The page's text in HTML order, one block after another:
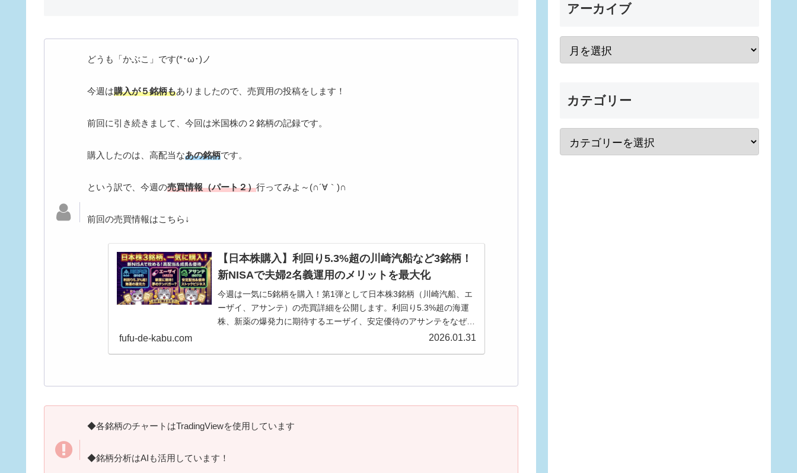
どうも「かぶこ」です(*･ω･)ノ
今週は購入が５銘柄もありましたので、売買用の投稿をします！
前回に引き続きまして、今回は米国株の２銘柄の記録です。
購入したのは、高配当なあの銘柄です。
という訳で、今週の売買情報（パート２）行ってみよ～(∩´∀｀)∩
前回の売買情報はこちら↓
【日本株購入】利回り5.3%超の川崎汽船など3銘柄！
新NISAで夫婦2名義運用のメリットを最大化
今週は一気に5銘柄を購入！第1弾として日本株3銘柄（川崎汽船、エ
ーザイ、アサンテ）の売買詳細を公開します。利回り5.3%超の海運
株、新薬の爆発力に期待するエーザイ、安定優待のアサンテをなぜ今
買ったのか？夫婦2名義運用での「100株の壁」突破術や、目標株
fufu-de-kabu.com 2026.01.31
◆各銘柄のチャートはTradingViewを使用しています
◆銘柄分析はAIも活用しています！
アーカイブ
カテゴリー